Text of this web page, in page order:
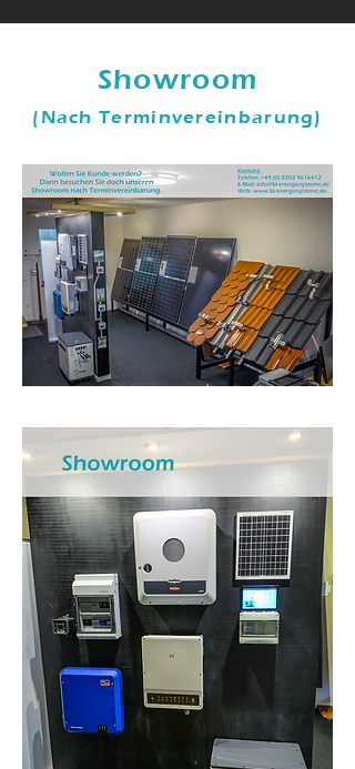
Showroom
(Nach Terminvereinbarung)